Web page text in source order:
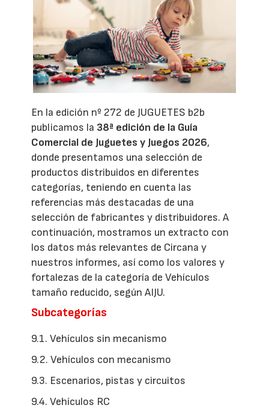
En la edición nº 272 de JUGUETES b2b
publicamos la 38ª edición de la Guía
Comercial de Juguetes y Juegos 2026,
donde presentamos una selección de
productos distribuidos en diferentes
categorías, teniendo en cuenta las
referencias más destacadas de una
selección de fabricantes y distribuidores. A
continuación, mostramos un extracto con
los datos más relevantes de Circana y
nuestros informes, así como los valores y
fortalezas de la categoría de Vehículos
tamaño reducido, según AIJU.
Subcategorías
9.1. Vehículos sin mecanismo
9.2. Vehículos con mecanismo
9.3. Escenarios, pistas y circuitos
9.4. Vehículos RC